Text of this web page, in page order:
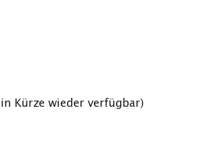
Kürze wieder verfügbar)